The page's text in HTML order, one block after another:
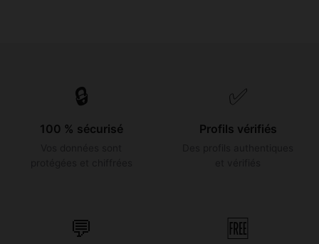
🔒
100 % sécurisé
✅
Profils vérifiés
💬 🆓